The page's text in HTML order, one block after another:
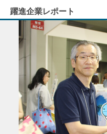
躍進企業レポート